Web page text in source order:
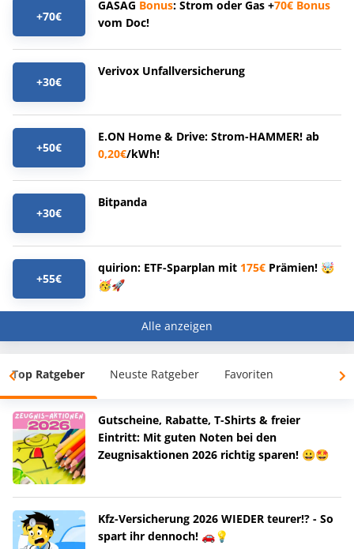
+70€
GASAG Bonus: Strom oder Gas +70€ Bonus
vom Doc!
+30€
Verivox Unfallversicherung
+50€
E.ON Home & Drive: Strom-HAMMER! ab
0,20€/kWh!
+30€
Bitpanda
+55€
quirion: ETF-Sparplan mit 175€ Prämien! 🤯
🥳🚀
Alle anzeigen
Top Ratgeber Neuste Ratgeber Favoriten
Gutscheine, Rabatte, T-Shirts & freier
Eintritt: Mit guten Noten bei den
Zeugnisaktionen 2026 richtig sparen! 😀🤩
Kfz-Versicherung 2026 WIEDER teurer!? - So
spart ihr dennoch! 🚗💡